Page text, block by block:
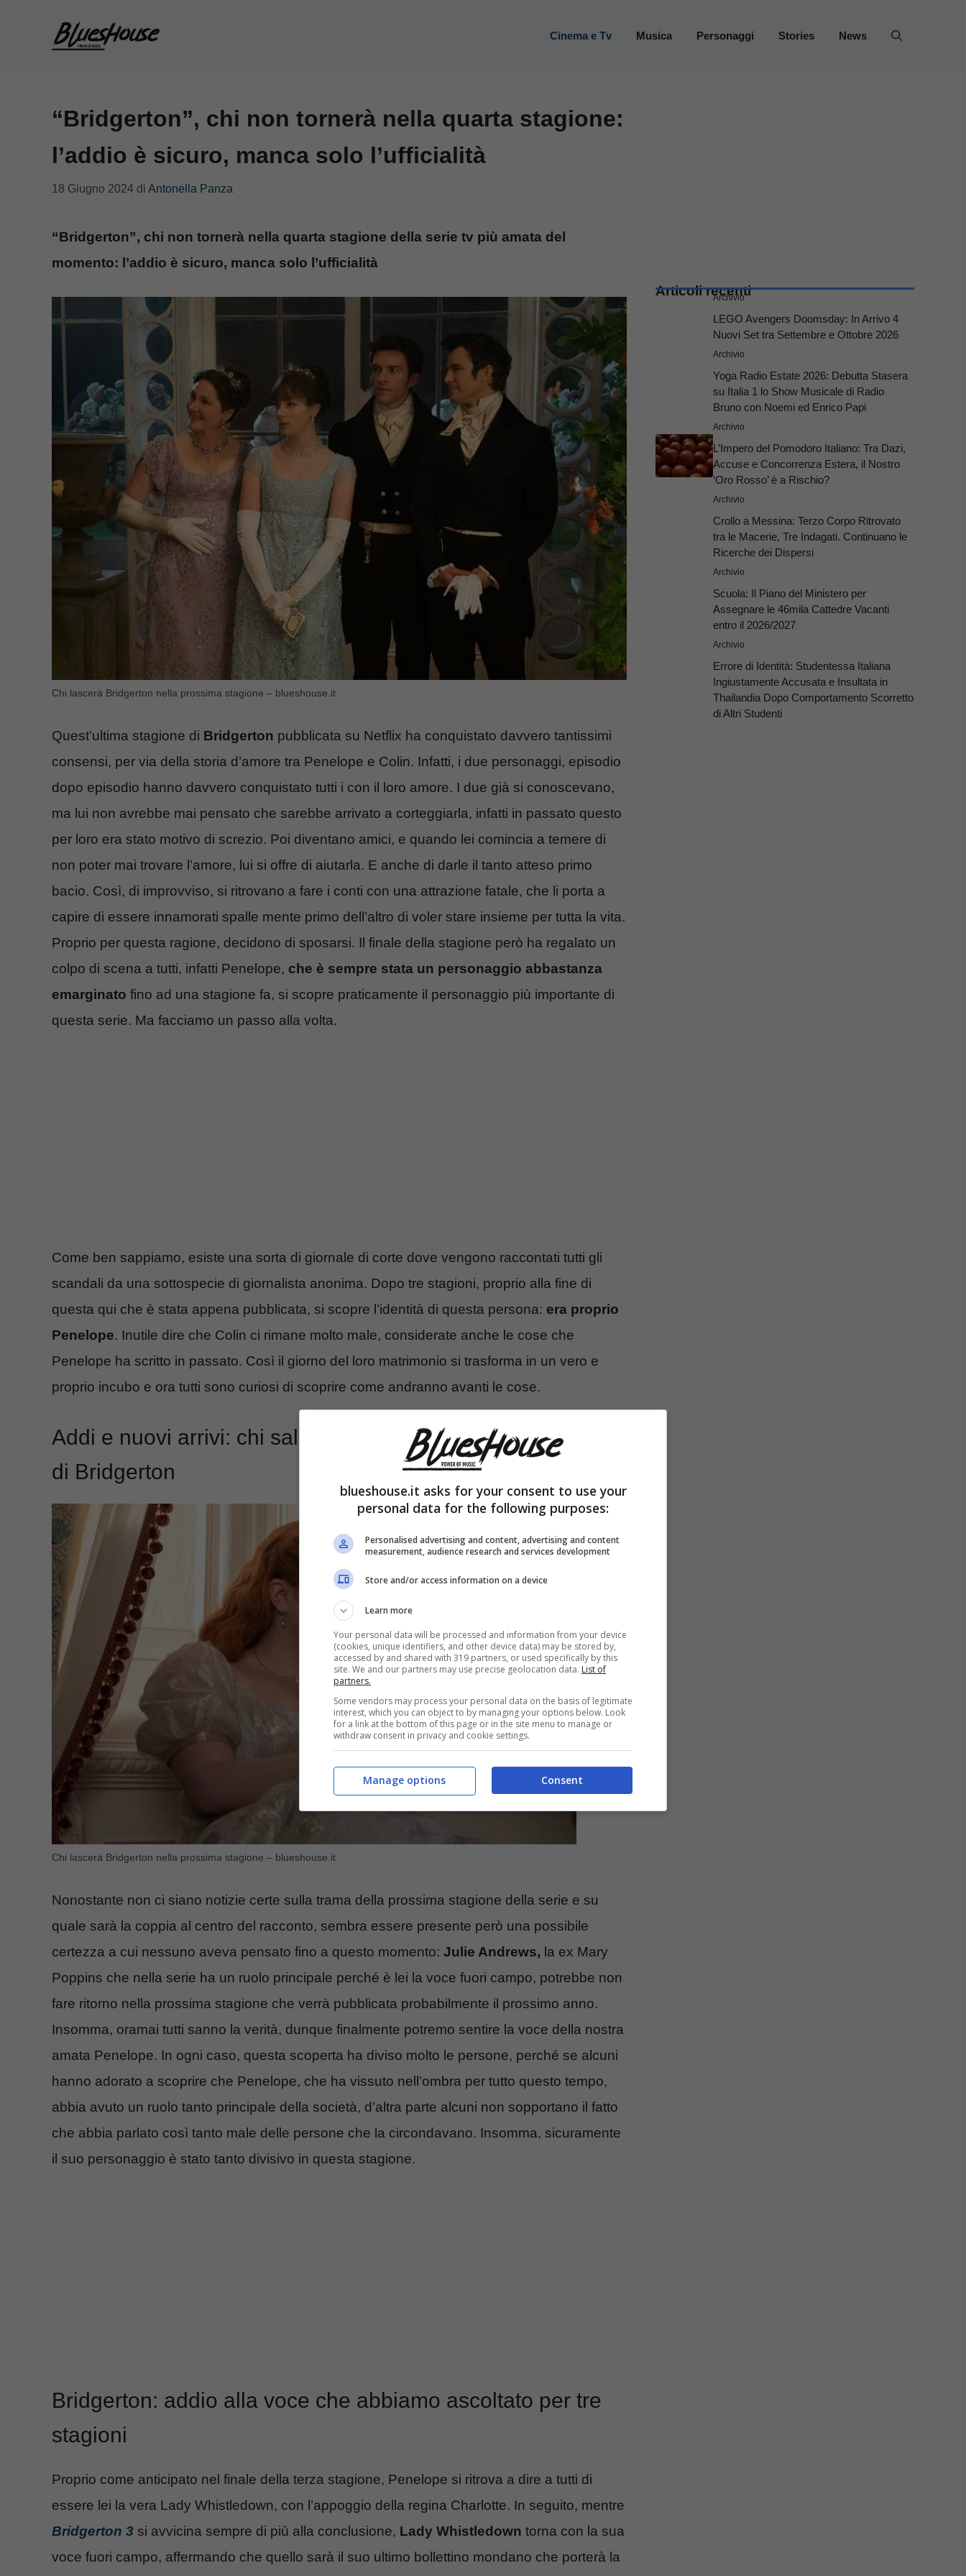
Cinema e Tv Musica Personaggi Stories News
“Bridgerton”, chi non tornerà nella quarta stagione:
l’addio è sicuro, manca solo l’ufficialità
18 Giugno 2024 di Antonella Panza
“Bridgerton”, chi non tornerà nella quarta stagione della serie tv più amata del
momento: l’addio è sicuro, manca solo l’ufficialità
Chi lascerà Bridgerton nella prossima stagione – blueshouse.it
Quest’ultima stagione di Bridgerton pubblicata su Netflix ha conquistato davvero tantissimi
consensi, per via della storia d’amore tra Penelope e Colin. Infatti, i due personaggi, episodio
dopo episodio hanno davvero conquistato tutti i con il loro amore. I due già si conoscevano,
ma lui non avrebbe mai pensato che sarebbe arrivato a corteggiarla, infatti in passato questo
per loro era stato motivo di screzio. Poi diventano amici, e quando lei comincia a temere di
non poter mai trovare l’amore, lui si offre di aiutarla. E anche di darle il tanto atteso primo
bacio. Così, di improvviso, si ritrovano a fare i conti con una attrazione fatale, che li porta a
capire di essere innamorati spalle mente primo dell’altro di voler stare insieme per tutta la vita.
Proprio per questa ragione, decidono di sposarsi. Il finale della stagione però ha regalato un
colpo di scena a tutti, infatti Penelope, che è sempre stata un personaggio abbastanza
emarginato fino ad una stagione fa, si scopre praticamente il personaggio più importante di
questa serie. Ma facciamo un passo alla volta.
Come ben sappiamo, esiste una sorta di giornale di corte dove vengono raccontati tutti gli
scandali da una sottospecie di giornalista anonima. Dopo tre stagioni, proprio alla fine di
questa qui che è stata appena pubblicata, si scopre l’identità di questa persona: era proprio
Penelope. Inutile dire che Colin ci rimane molto male, considerate anche le cose che
Penelope ha scritto in passato. Così il giorno del loro matrimonio si trasforma in un vero e
proprio incubo e ora tutti sono curiosi di scoprire come andranno avanti le cose.
Addi e nuovi arrivi: chi saluteremo nella prossima stagione
di Bridgerton
Chi lascerà Bridgerton nella prossima stagione – blueshouse.it
Nonostante non ci siano notizie certe sulla trama della prossima stagione della serie e su
quale sarà la coppia al centro del racconto, sembra essere presente però una possibile
certezza a cui nessuno aveva pensato fino a questo momento: Julie Andrews, la ex Mary
Poppins che nella serie ha un ruolo principale perché è lei la voce fuori campo, potrebbe non
fare ritorno nella prossima stagione che verrà pubblicata probabilmente il prossimo anno.
Insomma, oramai tutti sanno la verità, dunque finalmente potremo sentire la voce della nostra
amata Penelope. In ogni caso, questa scoperta ha diviso molto le persone, perché se alcuni
hanno adorato a scoprire che Penelope, che ha vissuto nell’ombra per tutto questo tempo,
abbia avuto un ruolo tanto principale della società, d’altra parte alcuni non sopportano il fatto
che abbia parlato così tanto male delle persone che la circondavano. Insomma, sicuramente
il suo personaggio è stato tanto divisivo in questa stagione.
Bridgerton: addio alla voce che abbiamo ascoltato per tre
stagioni
Proprio come anticipato nel finale della terza stagione, Penelope si ritrova a dire a tutti di
essere lei la vera Lady Whistledown, con l’appoggio della regina Charlotte. In seguito, mentre
Bridgerton 3 si avvicina sempre di più alla conclusione, Lady Whistledown torna con la sua
voce fuori campo, affermando che quello sarà il suo ultimo bollettino mondano che porterà la
Articoli recenti
Archivio
LEGO Avengers Doomsday: In Arrivo 4
Nuovi Set tra Settembre e Ottobre 2026
Archivio
Yoga Radio Estate 2026: Debutta Stasera
su Italia 1 lo Show Musicale di Radio
Bruno con Noemi ed Enrico Papi
Archivio
L’Impero del Pomodoro Italiano: Tra Dazi,
Accuse e Concorrenza Estera, il Nostro
‘Oro Rosso’ è a Rischio?
Archivio
Crollo a Messina: Terzo Corpo Ritrovato
tra le Macerie, Tre Indagati. Continuano le
Ricerche dei Dispersi
Archivio
Scuola: Il Piano del Ministero per
Assegnare le 46mila Cattedre Vacanti
entro il 2026/2027
Archivio
Errore di Identità: Studentessa Italiana
Ingiustamente Accusata e Insultata in
Thailandia Dopo Comportamento Scorretto
di Altri Studenti
blueshouse.it asks for your consent to use your
personal data for the following purposes:
Personalised advertising and content, advertising and content
measurement, audience research and services development
Store and/or access information on a device
Learn more
Your personal data will be processed and information from your device
(cookies, unique identifiers, and other device data) may be stored by,
accessed by and shared with 319 partners, or used specifically by this
site. We and our partners may use precise geolocation data. List of
partners.
Some vendors may process your personal data on the basis of legitimate
interest, which you can object to by managing your options below. Look
for a link at the bottom of this page or in the site menu to manage or
withdraw consent in privacy and cookie settings.
Consent
Manage options